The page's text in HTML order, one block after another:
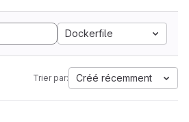
Dockerfile
Trier par: Créé récemment